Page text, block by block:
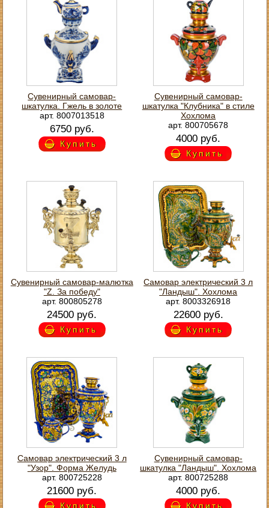
Сувенирный самовар-
шкатулка. Гжель в золоте
арт. 8007013518
6750 руб.
Купить
Сувенирный самовар-
шкатулка "Клубника" в стиле
Хохлома
арт. 800705678
4000 руб.
Купить
Сувенирный самовар-малютка
"Z. За победу"
арт. 800805278
24500 руб.
Купить
Самовар электрический 3 л
"Ландыш". Хохлома
арт. 8003326918
22600 руб.
Купить
Самовар электрический 3 л
"Узор". Форма Желудь
арт. 800725228
21600 руб.
Купить
Сувенирный самовар-
шкатулка "Ландыш". Хохлома
арт. 800725288
4000 руб.
Купить